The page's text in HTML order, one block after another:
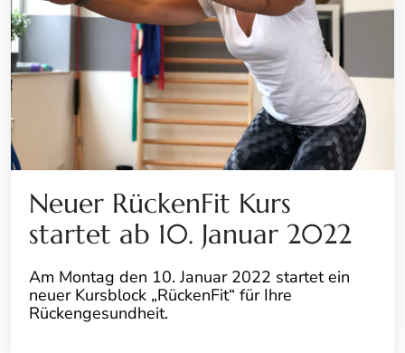
Neuer RückenFit Kurs
startet ab 10. Januar 2022
Am Montag den 10. Januar 2022 startet ein
neuer Kursblock „RückenFit“ für Ihre
Rückengesundheit.